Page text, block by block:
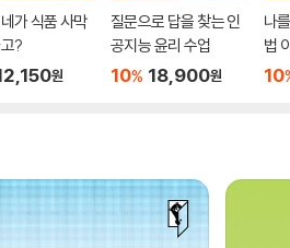
가 식품 사막
?
원
질문으로 답을 찾는 인
공지능 윤리 수업
10% 18,900원
나
법
10